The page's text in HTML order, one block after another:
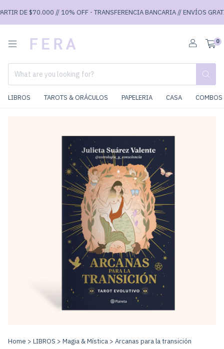
DE $70.000 // 10% OFF - TRANSFERENCIA BANCARIA // ENVÍOS
0
LIBROS TAROTS & ORÁCULOS PAPELERIA CASA
Home > LIBROS > Magia & Mística > Arcanas para la transición